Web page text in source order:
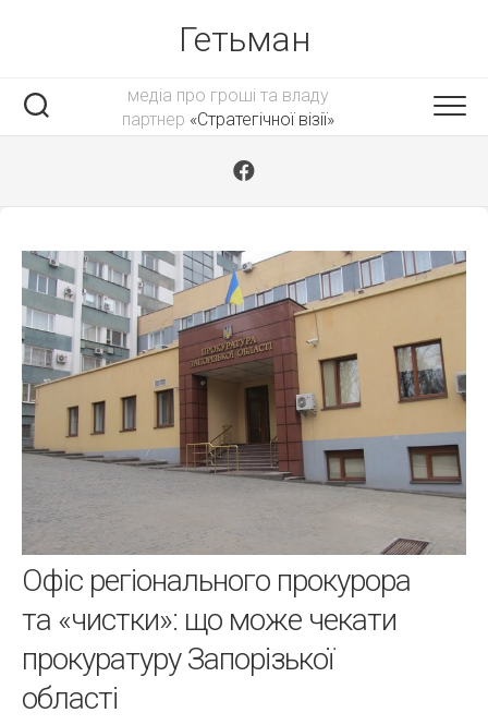
Гетьман
медіа про гроші та владу
партнер «Стратегічної візії»
Офіс регіонального прокурора
та «чистки»: що може чекати
прокуратуру Запорізької
області